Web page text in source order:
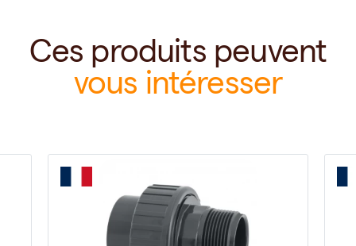
Ces produits peuvent
vous intéresser